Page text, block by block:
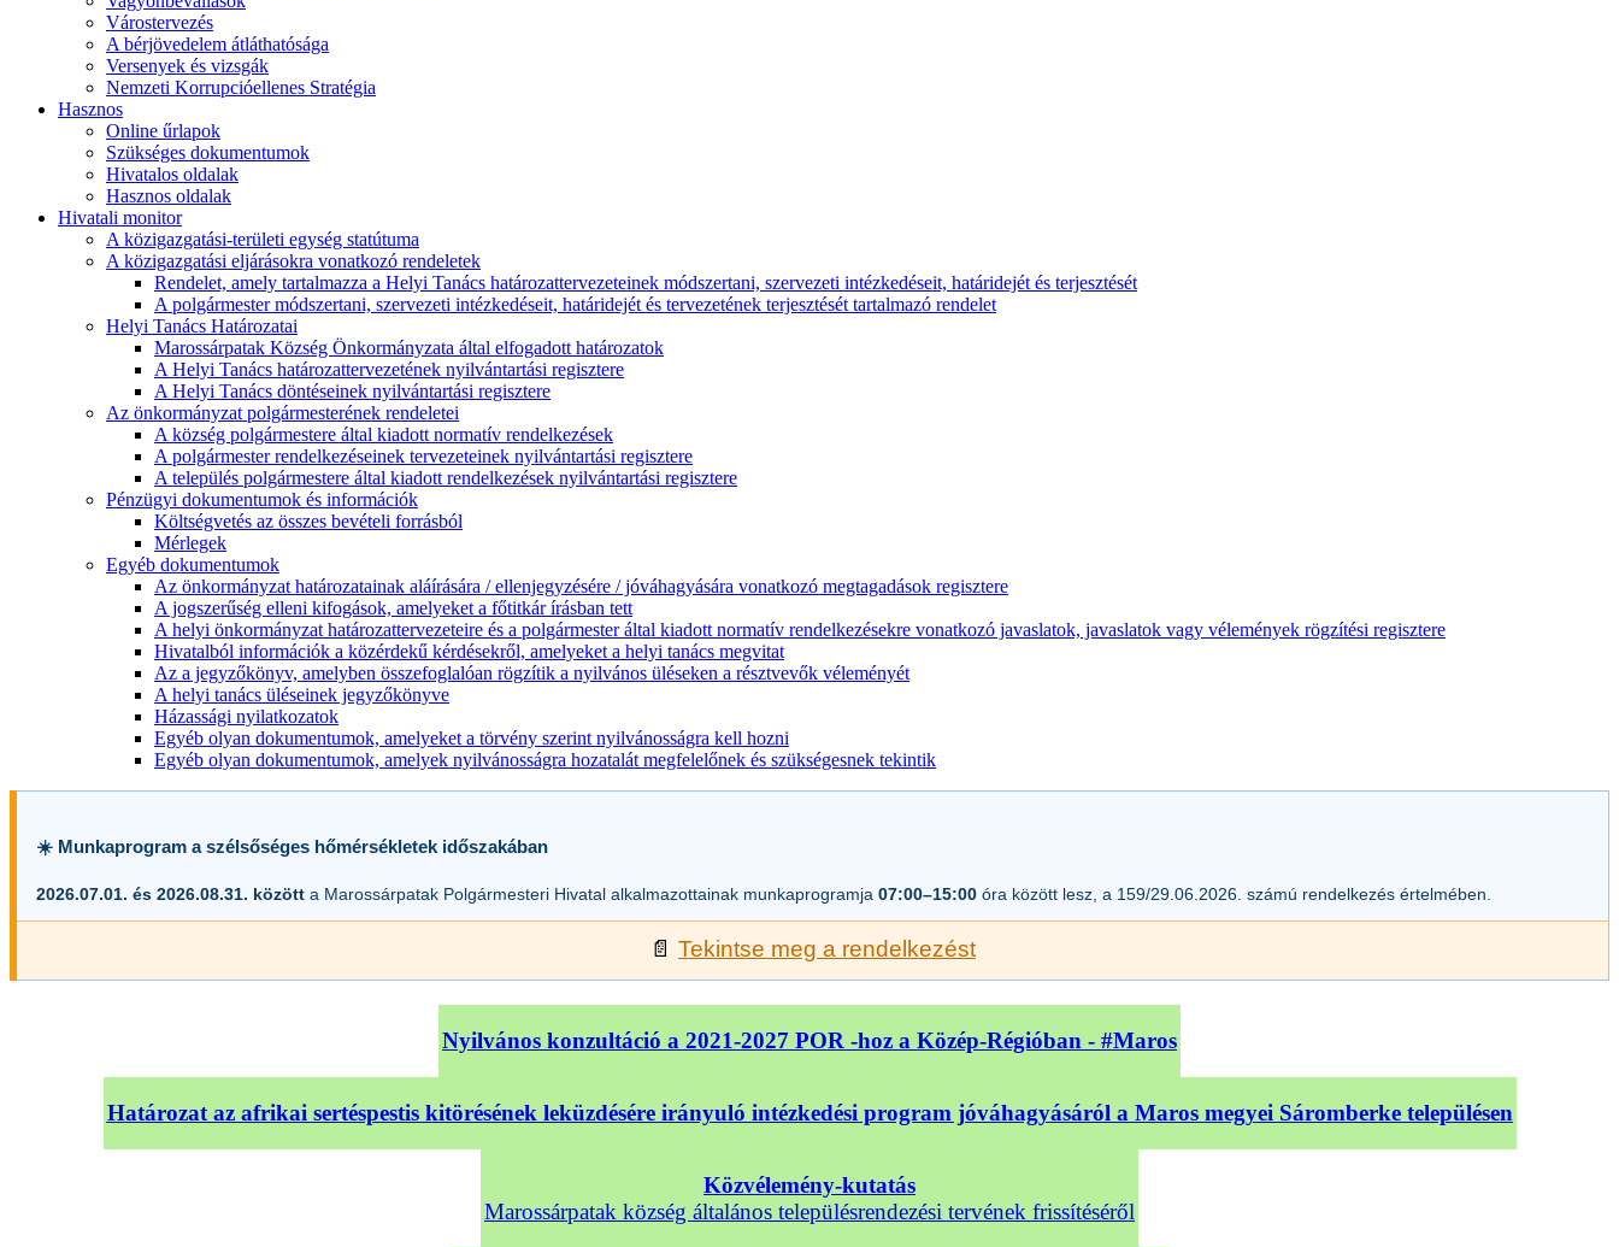
Várostervezés
A bérjövedelem átláthatósága
Versenyek és vizsgák
Nemzeti Korrupcióellenes Stratégia
Hasznos
Online űrlapok
Szükséges dokumentumok
Hivatalos oldalak
Hasznos oldalak
Hivatali monitor
A közigazgatási-területi egység statútuma
A közigazgatási eljárásokra vonatkozó rendeletek
Rendelet, amely tartalmazza a Helyi Tanács határozattervezeteinek módszertani, szervezeti intézkedéseit, határidejét és terjesztését
A polgármester módszertani, szervezeti intézkedéseit, határidejét és tervezetének terjesztését tartalmazó rendelet
Helyi Tanács Határozatai
Marossárpatak Község Önkormányzata által elfogadott határozatok
A Helyi Tanács határozattervezetének nyilvántartási regisztere
A Helyi Tanács döntéseinek nyilvántartási regisztere
Az önkormányzat polgármesterének rendeletei
A község polgármestere által kiadott normatív rendelkezések
A polgármester rendelkezéseinek tervezeteinek nyilvántartási regisztere
A település polgármestere által kiadott rendelkezések nyilvántartási regisztere
Pénzügyi dokumentumok és információk
Költségvetés az összes bevételi forrásból
Mérlegek
Egyéb dokumentumok
Az önkormányzat határozatainak aláírására / ellenjegyzésére / jóváhagyására vonatkozó megtagadások regisztere
A jogszerűség elleni kifogások, amelyeket a főtitkár írásban tett
A helyi önkormányzat határozattervezeteire és a polgármester által kiadott normatív rendelkezésekre vonatkozó javaslatok, javaslatok vagy vélemények rögzítési regisztere
Hivatalból információk a közérdekű kérdésekről, amelyeket a helyi tanács megvitat
Az a jegyzőkönyv, amelyben összefoglalóan rögzítik a nyilvános üléseken a résztvevők véleményét
A helyi tanács üléseinek jegyzőkönyve
Házassági nyilatkozatok
Egyéb olyan dokumentumok, amelyeket a törvény szerint nyilvánosságra kell hozni
Egyéb olyan dokumentumok, amelyek nyilvánosságra hozatalát megfelelőnek és szükségesnek tekintik
☀️ Munkaprogram a szélsőséges hőmérsékletek időszakában
2026.07.01. és 2026.08.31. között a Marossárpatak Polgármesteri Hivatal alkalmazottainak munkaprogramja 07:00–15:00 óra között lesz, a 159/29.06.2026. számú rendelkezés értelmében.
📄 Tekintse meg a rendelkezést
Nyilvános konzultáció a 2021-2027 POR -hoz a Közép-Régióban - #Maros
Határozat az afrikai sertéspestis kitörésének leküzdésére irányuló intézkedési program jóváhagyásáról a Maros megyei Sáromberke településen
Közvélemény-kutatás
Marossárpatak község általános településrendezési tervének frissítéséről